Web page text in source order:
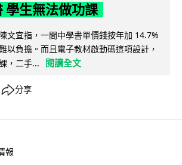
學生無法做功課
文宜指，一間中學書單價錢按年加 14.7%
以負擔。而且電子教材啟動碼這項設計，
，二手...
閱讀全文
分享
報